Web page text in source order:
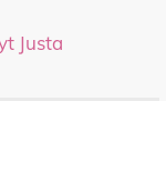
Justa